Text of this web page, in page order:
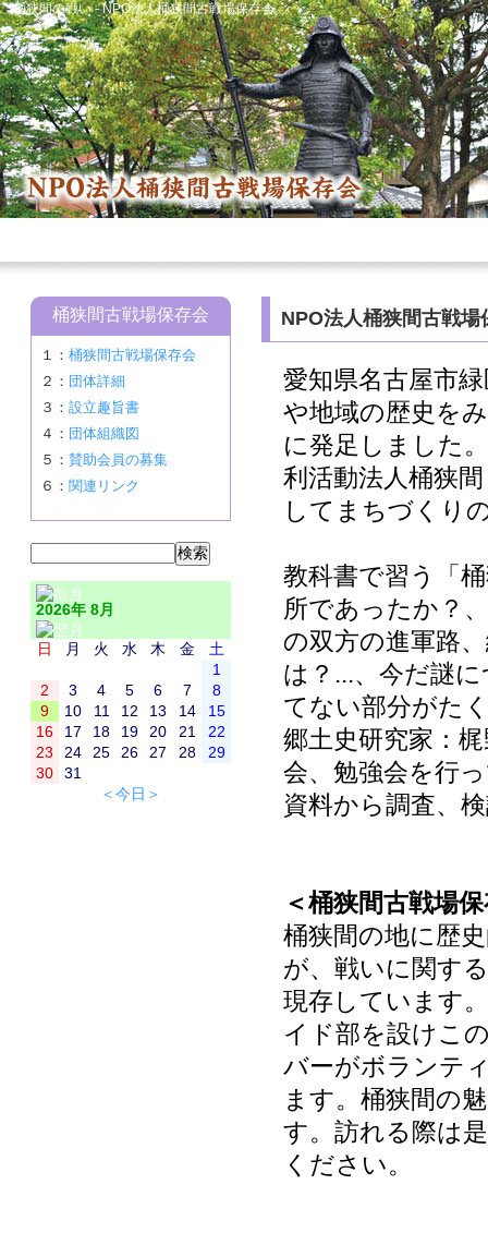
桶狭間の戦い - NPO法人桶狭間古戦場保存会
桶狭間古戦場保存会
１： 桶狭間古戦場保存会
２： 団体詳細
３： 設立趣旨書
４： 団体組織図
５： 賛助会員の募集
６： 関連リンク
2026年 8月
日 月 火 水 木 金
土
1
2
3 4 5 6 7
8
9
10 11 12 13 14
15
16
17 18 19 20 21
22
23
24 25 26 27 28
29
30
31
＜今日＞
NPO法人桶狭間古戦場
愛知県名古屋市
や地域の歴史を
に発足しました
利活動法人桶狭
してまちづくり
教科書で習う「
所であったか？
の双方の進軍路
は？...、今だ謎
てない部分がた
郷土史研究家：
会、勉強会を行
資料から調査、
＜桶狭間古戦場
桶狭間の地に歴
が、戦いに関す
現存しています
イド部を設けこ
バーがボランテ
ます。桶狭間の
す。訪れる際は
ください。